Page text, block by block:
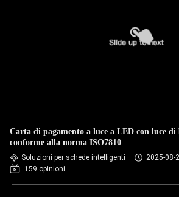
Carta di pagamento a luce a LED con luce di
conforme alla norma ISO7810
Soluzioni per schede intelligenti
2025-08-
159 opinioni